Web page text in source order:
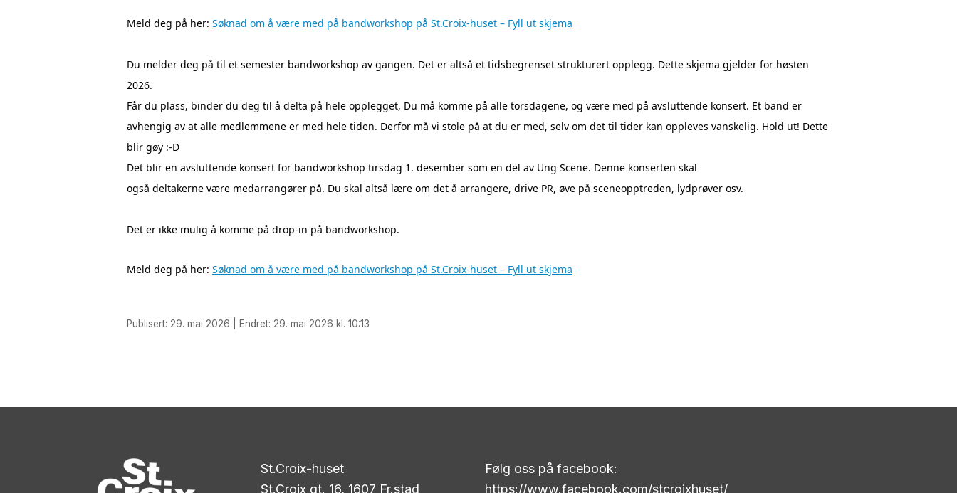
Meld deg på her: Søknad om å være med på bandworkshop på St.Croix-huset – Fyll ut skjema
Du melder deg på til et semester bandworkshop av gangen. Det er altså et tidsbegrenset strukturert opplegg. Dette skjema gjelder for høsten
2026.
Får du plass, binder du deg til å delta på hele opplegget, Du må komme på alle torsdagene, og være med på avsluttende konsert. Et band er
avhengig av at alle medlemmene er med hele tiden. Derfor må vi stole på at du er med, selv om det til tider kan oppleves vanskelig. Hold ut! Dette
blir gøy :-D
Det blir en avsluttende konsert for bandworkshop tirsdag 1. desember som en del av Ung Scene. Denne konserten skal
også deltakerne være medarrangører på. Du skal altså lære om det å arrangere, drive PR, øve på sceneopptreden, lydprøver osv.
Det er ikke mulig å komme på drop-in på bandworkshop.
Meld deg på her: Søknad om å være med på bandworkshop på St.Croix-huset – Fyll ut skjema
Publisert: 29. mai 2026 | Endret: 29. mai 2026 kl. 10:13
St.Croix-huset
St.Croix gt. 16, 1607 Fr.stad
Følg oss på facebook:
https://www.facebook.com/stcroixhuset/